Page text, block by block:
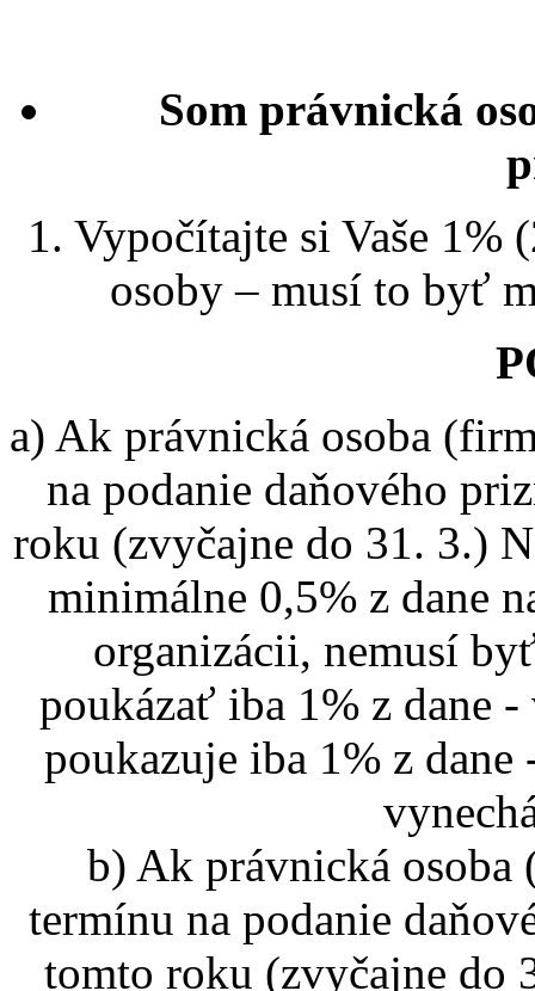
Som právnická
1. Vypočítajte si Vaše 1%
osoby – musí to byť
a) Ak právnická osoba
na podanie daňového
roku (zvyčajne do 31. 3.)
minimálne 0,5% z dane
organizácii, nemusí
poukázať iba 1% z dane
poukazuje iba 1% z
b) Ak právnická
termínu na podanie
tomto roku (zvyčajne do